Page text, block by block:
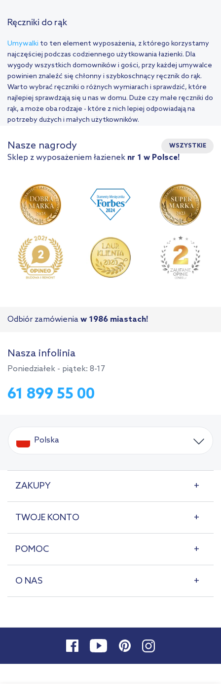
Ręczniki do rąk
Umywalki to ten element wyposażenia, z którego korzystamy
najczęściej podczas codziennego użytkowania łazienki. Dla
wygody wszystkich domowników i gości, przy każdej umywalce
powinien znaleźć się chłonny i szybkoschnący ręcznik do rąk.
Warto wybrać ręczniki o różnych wymiarach i sprawdzić, które
najlepiej sprawdzają się u nas w domu. Duże czy małe ręczniki do
rąk, a może oba rodzaje - które z nich lepiej odpowiadają na
potrzeby dużych i małych użytkowników.
Nasze nagrody WSZYSTKIE
Sklep z wyposażeniem łazienek nr 1 w Polsce!
Odbiór zamówienia w 1986 miastach!
Nasza infolinia
Poniedziałek - piątek: 8-17
61 899 55 00
Polska
ZAKUPY
TWOJE KONTO
POMOC
O NAS